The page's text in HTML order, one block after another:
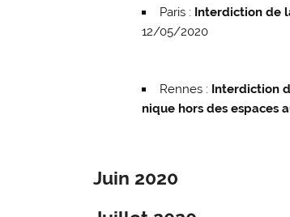
Paris : Interdiction de
12/05/2020
Rennes : Interdiction
nique hors des espaces
Juin 2020